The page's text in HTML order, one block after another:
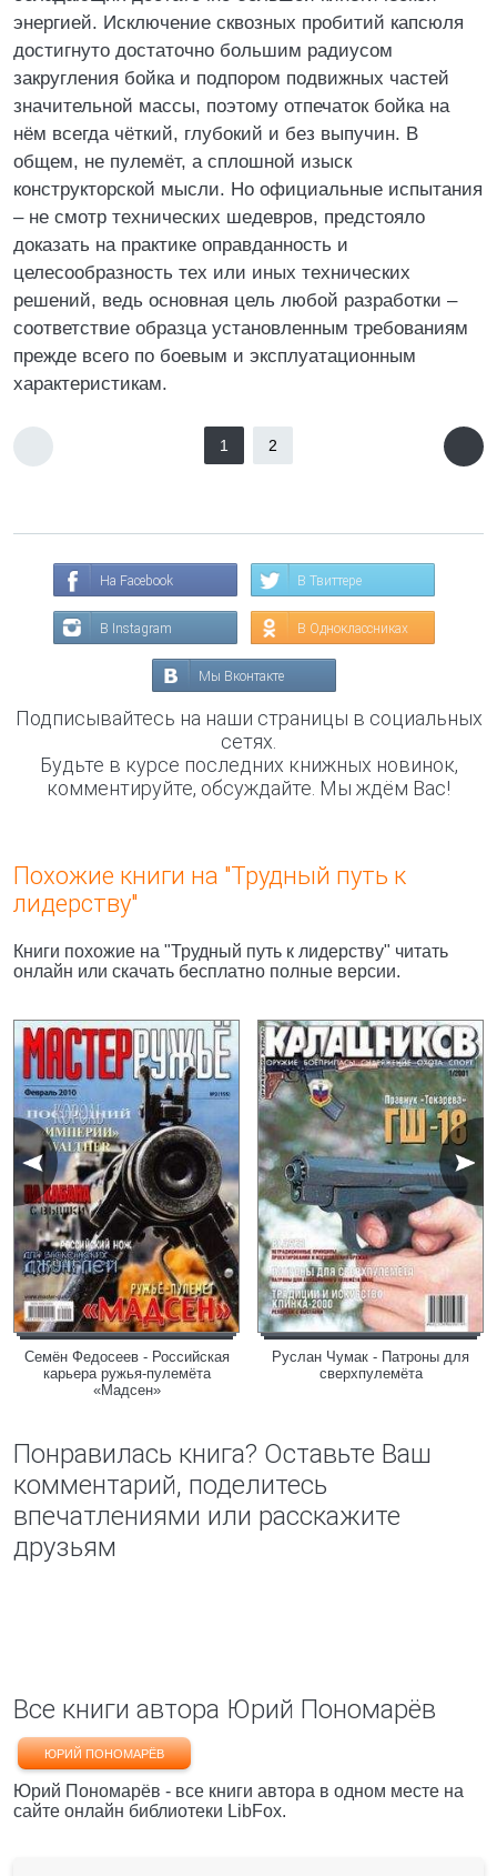
энергией. Исключение сквозных пробитий капсюля
достигнуто достаточно большим радиусом
закругления бойка и подпором подвижных частей
значительной массы, поэтому отпечаток бойка на
нём всегда чёткий, глубокий и без выпучин. В
общем, не пулемёт, а сплошной изыск
конструкторской мысли. Но официальные испытания
– не смотр технических шедевров, предстояло
доказать на практике оправданность и
целесообразность тех или иных технических
решений, ведь основная цель любой разработки –
соответствие образца установленным требованиям
прежде всего по боевым и эксплуатационным
характеристикам.
1 2
На Facebook В Твиттере
В Instagram В Одноклассниках
Мы Вконтакте
Подписывайтесь на наши страницы в социальных
сетях.
Будьте в курсе последних книжных новинок,
комментируйте, обсуждайте. Мы ждём Вас!
Похожие книги на "Трудный путь к
лидерству"
Книги похожие на "Трудный путь к лидерству" читать
онлайн или скачать бесплатно полные версии.
Семён Федосеев - Российская
карьера ружья-пулемёта
«Мадсен»
Руслан Чумак - Патроны для
сверхпулемёта
Понравилась книга? Оставьте Ваш
комментарий, поделитесь
впечатлениями или расскажите
друзьям
Все книги автора Юрий Пономарёв
ЮРИЙ ПОНОМАРЁВ
Юрий Пономарёв - все книги автора в одном месте на
сайте онлайн библиотеки LibFox.